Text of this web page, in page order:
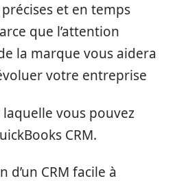
et en temps
que l’attention
la marque vous aidera
votre entreprise
laquelle vous pouvez
CRM.
d’un CRM facile à